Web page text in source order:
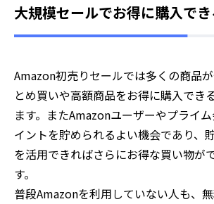
大規模セールでお得に購入でき
Amazon初売りセールでは多くの商品
とめ買いや高額商品をお得に購入でき
ます。またAmazonユーザーやプライ
イントを貯められるよい機会であり、
を活用できればさらにお得な買い物が
す。
普段Amazonを利用していない人も、